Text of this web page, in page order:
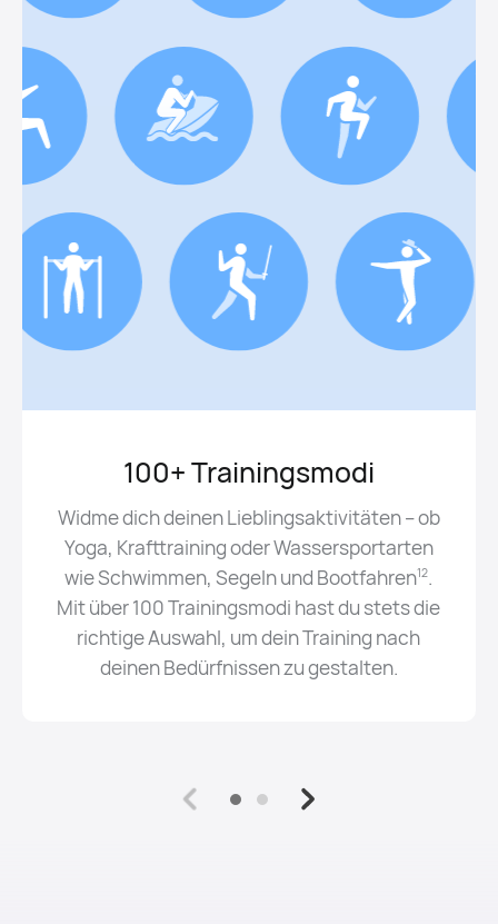
100+ Trainingsmodi
Widme dich deinen Lieblingsaktivitäten – ob
Yoga, Krafttraining oder Wassersportarten
wie Schwimmen, Segeln und Bootfahren⁠12.
Mit über 100 Trainingsmodi hast du stets die
richtige Auswahl, um dein Training nach
deinen Bedürfnissen zu gestalten.